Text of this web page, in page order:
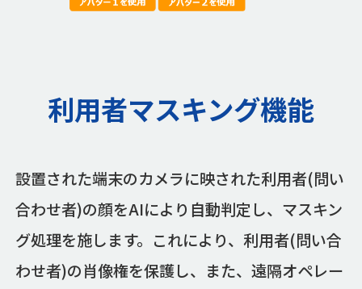
利用者マスキング機能
設置された端末のカメラに映された利用者(問い
合わせ者)の顔をAIにより自動判定し、マスキン
グ処理を施します。これにより、利用者(問い合
わせ者)の肖像権を保護し、また、遠隔オペレー